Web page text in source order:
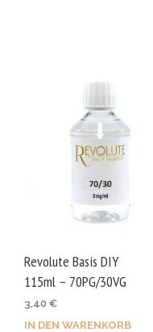
Revolute Basis DIY
115ml – 70PG/30VG
3,40 €
IN DEN WARENKORB